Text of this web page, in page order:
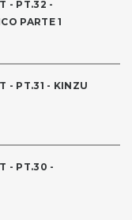
- PT.32 -
PARTE 1
- PT.31 - KINZU
- PT.30 -